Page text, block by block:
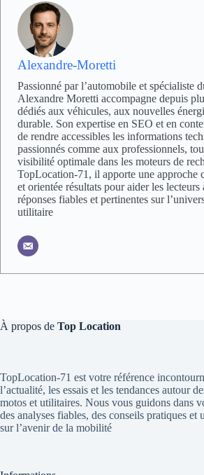
Alexandre-Moretti
Passionné par l’automobile et spécialiste
Alexandre Moretti accompagne depuis
dédiés aux véhicules, aux nouvelles
durable. Son expertise en SEO et en
de rendre accessibles les informations
passionnés comme aux professionnels,
visibilité optimale dans les moteurs de
TopLocation-71, il apporte une approche
et orientée résultats pour aider les lecteurs
réponses fiables et pertinentes sur
utilitaire
À propos de Top Location
TopLocation-71 est votre référence
l’actualité, les essais et les tendances autour
motos et utilitaires. Nous vous guidons dans
des analyses fiables, des conseils pratiques et
sur l’avenir de la mobilité